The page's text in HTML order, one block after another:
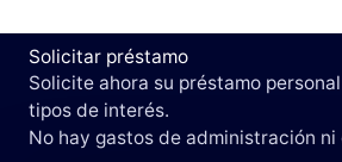
Solicitar préstamo
Solicite ahora su préstamo
tipos de interés.
No hay gastos de administración